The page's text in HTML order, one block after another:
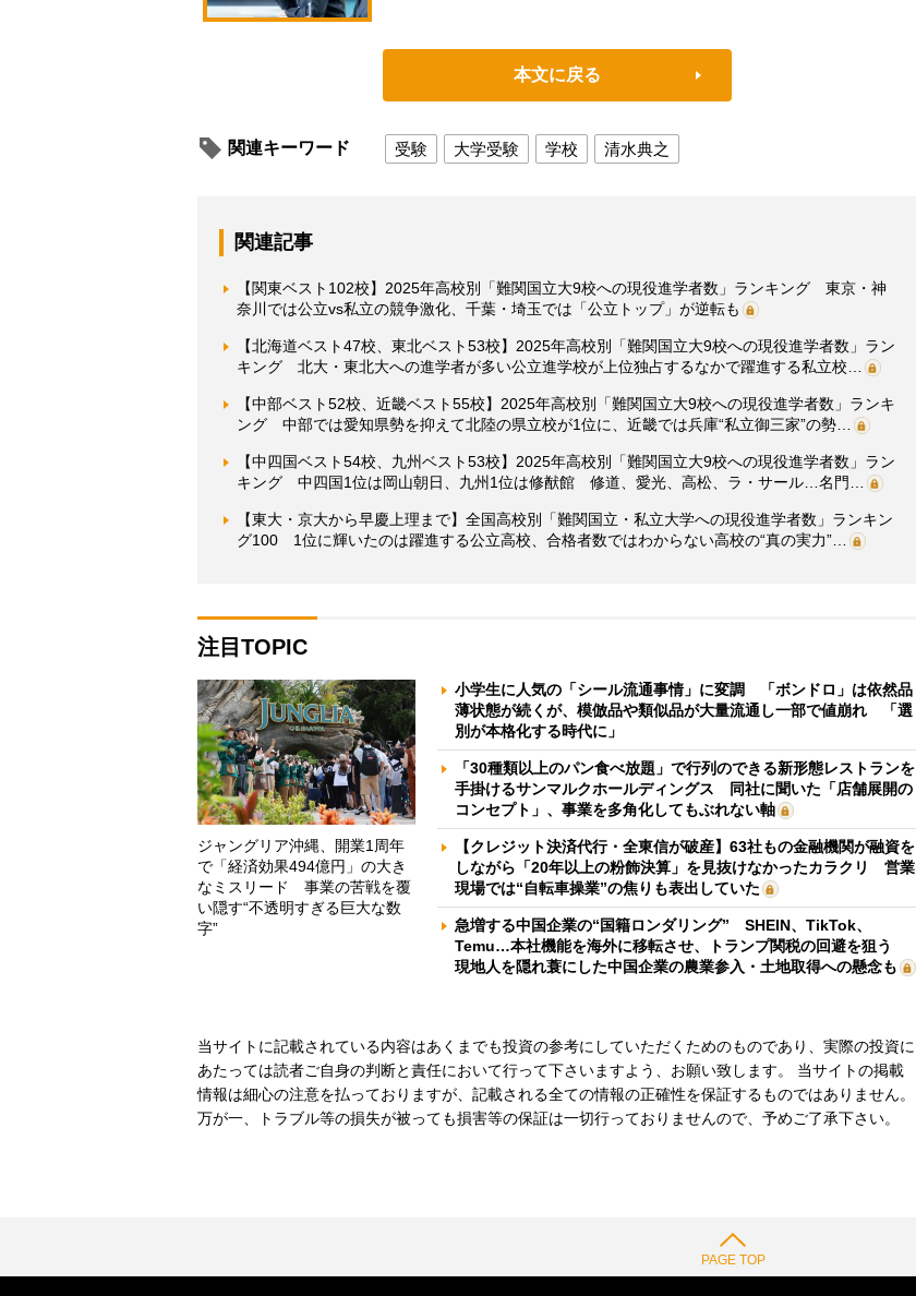
本文に戻る
関連キーワード 受験 大学受験 学校 清水典之
関連記事
【関東ベスト102校】2025年高校別「難関国立大9校への現役進学者数」ランキング 東京・神
奈川では公立vs私立の競争激化、千葉・埼玉では「公立トップ」が逆転も
【北海道ベスト47校、東北ベスト53校】2025年高校別「難関国立大9校への現役進学者数」ラン
キング 北大・東北大への進学者が多い公立進学校が上位独占するなかで躍進する私立校…
【中部ベスト52校、近畿ベスト55校】2025年高校別「難関国立大9校への現役進学者数」ランキ
ング 中部では愛知県勢を抑えて北陸の県立校が1位に、近畿では兵庫“私立御三家”の勢…
【中四国ベスト54校、九州ベスト53校】2025年高校別「難関国立大9校への現役進学者数」ラン
キング 中四国1位は岡山朝日、九州1位は修猷館 修道、愛光、高松、ラ・サール…名門…
【東大・京大から早慶上理まで】全国高校別「難関国立・私立大学への現役進学者数」ランキン
グ100 1位に輝いたのは躍進する公立高校、合格者数ではわからない高校の“真の実力”…
注目TOPIC
ジャングリア沖縄、開業1周年
で「経済効果494億円」の大き
なミスリード 事業の苦戦を覆
い隠す“不透明すぎる巨大な数
字”
小学生に人気の「シール流通事情」に変調 「ボンドロ」は依然品
薄状態が続くが、模倣品や類似品が大量流通し一部で値崩れ 「選
別が本格化する時代に」
「30種類以上のパン食べ放題」で行列のできる新形態レストランを
手掛けるサンマルクホールディングス 同社に聞いた「店舗展開の
コンセプト」、事業を多角化してもぶれない軸
【クレジット決済代行・全東信が破産】63社もの金融機関が融資を
しながら「20年以上の粉飾決算」を見抜けなかったカラクリ 営業
現場では“自転車操業”の焦りも表出していた
急増する中国企業の“国籍ロンダリング” SHEIN、TikTok、
Temu…本社機能を海外に移転させ、トランプ関税の回避を狙う
現地人を隠れ蓑にした中国企業の農業参入・土地取得への懸念も
当サイトに記載されている内容はあくまでも投資の参考にしていただくためのものであり、実際の投資に
あたっては読者ご自身の判断と責任において行って下さいますよう、お願い致します。 当サイトの掲載
情報は細心の注意を払っておりますが、記載される全ての情報の正確性を保証するものではありません。
万が一、トラブル等の損失が被っても損害等の保証は一切行っておりませんので、予めご了承下さい。
PAGE TOP